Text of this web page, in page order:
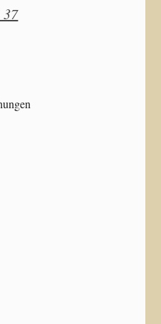
37